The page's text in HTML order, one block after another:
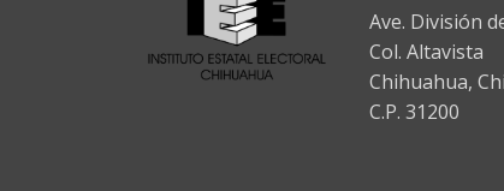
Ave. División
Col. Altavista
Chihuahua,
C.P. 31200